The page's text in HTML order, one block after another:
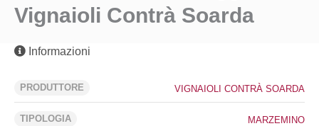
Vignaioli Contrà Soarda
Informazioni
PRODUTTORE VIGNAIOLI CONTRÀ SOARDA
TIPOLOGIA MARZEMINO